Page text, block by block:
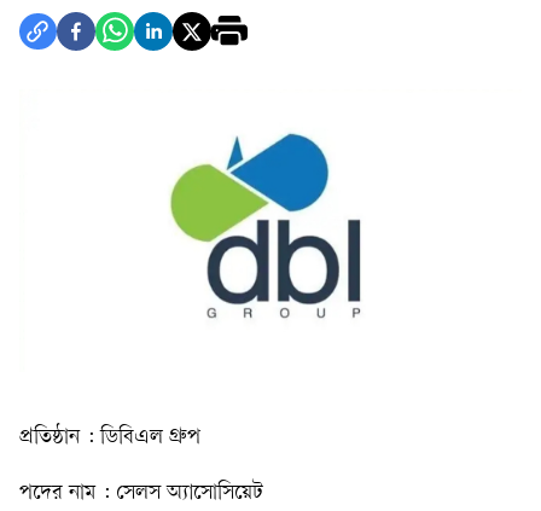
প্রতিষ্ঠান : ডিবিএল গ্রুপ
পদের নাম : সেলস অ্যাসোসিয়েট